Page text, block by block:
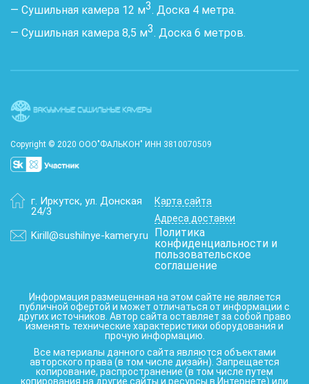
— Сушильная камера 12 м3. Доска 4 метра.
— Сушильная камера 8,5 м3. Доска 6 метров.
Copyright © 2020 ООО"ФАЛЬКОН" ИНН 3810070509
г. Иркутск, ул. Донская
24/3
Kirill@sushilnye-kamery.ru
Карта сайта
Адреса доставки
Политика
конфиденциальности и
пользовательское
соглашение
Информация размещенная на этом сайте не является
публичной офертой и может отличаться от информации с
других источников. Автор сайта оставляет за собой право
изменять технические характеристики оборудования и
прочую информацию.
Все материалы данного сайта являются объектами
авторского права (в том числе дизайн). Запрещается
копирование, распространение (в том числе путем
копирования на другие сайты и ресурсы в Интернете) или